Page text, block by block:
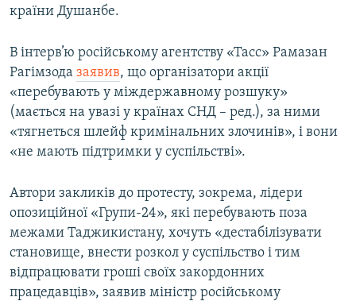
МУЛЬТИМЕДІА
СПЕЦПРОЄКТИ
ПОДКАСТИ
УКР
КТАТ
ДОЛУЧАЙСЯ!
країни Душанбе.
В інтерв’ю російському агентству «Тасс» Рамазан
Рагімзода заявив, що організатори акції
«перебувають у міждержавному розшуку»
(мається на увазі у країнах СНД – ред.), за ними
«тягнеться шлейф кримінальних злочинів», і вони
«не мають підтримки у суспільстві».
Автори закликів до протесту, зокрема, лідери
опозиційної «Групи-24», які перебувають поза
межами Таджикистану, хочуть «дестабілізувати
становище, внести розкол у суспільство і тим
відпрацювати гроші своїх закордонних
працедавців», заявив міністр російському